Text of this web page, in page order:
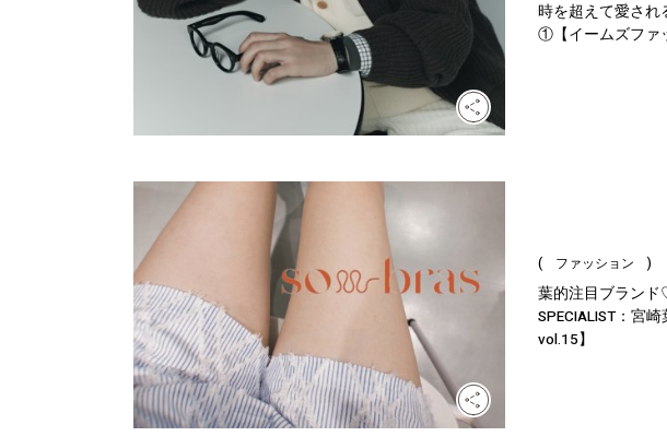
時を超えて愛され
①【イームズファ
( ファッション )
葉的注目ブランド
SPECIALIST：宮
vol.15】